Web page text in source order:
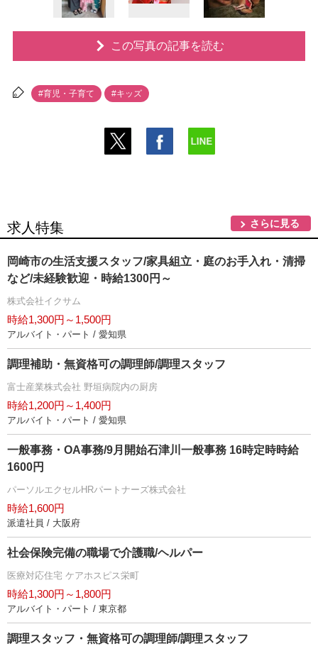
この写真の記事を読む
#育児・子育て #キッズ
求人特集 さらに見る
岡崎市の生活支援スタッフ/家具組立・庭のお手入れ・清掃
など/未経験歓迎・時給1300円～
株式会社イクサム
時給1,300円～1,500円
アルバイト・パート / 愛知県
調理補助・無資格可の調理師/調理スタッフ
富士産業株式会社 野垣病院内の厨房
時給1,200円～1,400円
アルバイト・パート / 愛知県
一般事務・OA事務/9月開始石津川一般事務 16時定時時給
1600円
パーソルエクセルHRパートナーズ株式会社
時給1,600円
派遣社員 / 大阪府
社会保険完備の職場で介護職/ヘルパー
医療対応住宅 ケアホスピス栄町
時給1,300円～1,800円
アルバイト・パート / 東京都
調理スタッフ・無資格可の調理師/調理スタッフ